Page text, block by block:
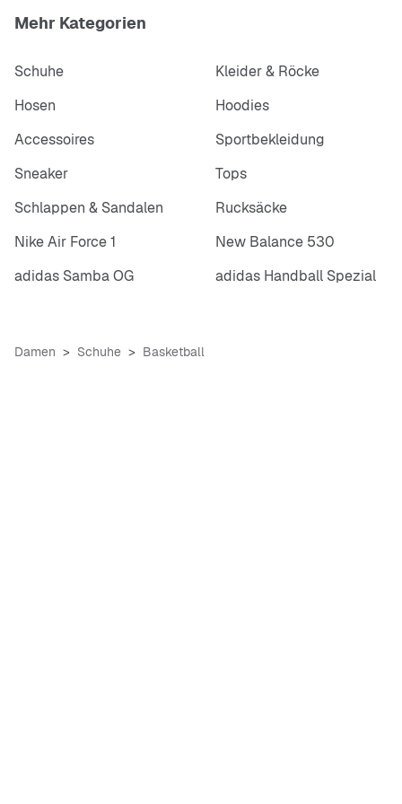
Schaumstoff-Innensohle
Mehr Kategorien
Schuhe
Kleider & Röcke
Hosen
Hoodies
Accessoires
Sportbekleidung
Sneaker
Tops
Schlappen & Sandalen
Rucksäcke
Nike Air Force 1
New Balance 530
adidas Samba OG
adidas Handball Spezial
Damen Schuhe Basketball